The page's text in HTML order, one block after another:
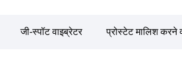
जी-स्पॉट वाइब्रेटर प्रोस्टेट मालिश करने